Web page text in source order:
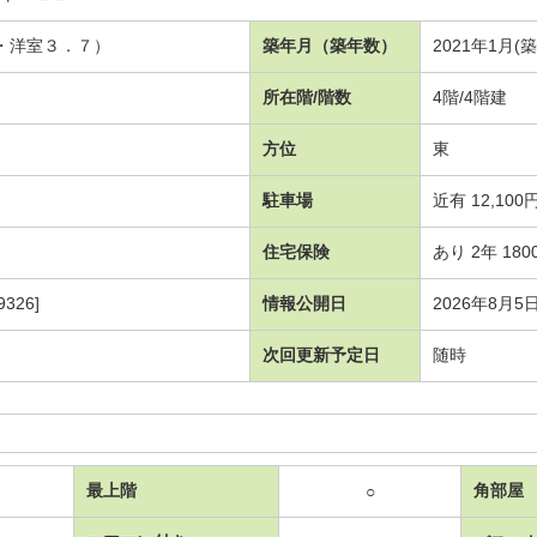
室３．７） 築年月（築年数） 2021年1月(
所在階/階数 4階/4階建
方位 東
駐車場 近有 12,100円
住宅保険 あり 2年
情報公開日 2026年8月5日
次回更新予定日 随時
最上階 ○ 角部屋